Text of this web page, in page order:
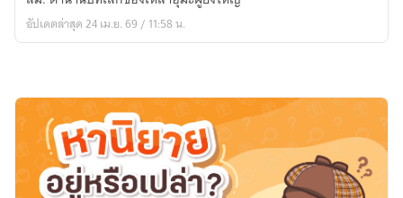
Tales
of
อัปเดตล่าสุด 24 เม.ย. 69 / 11:58 น.